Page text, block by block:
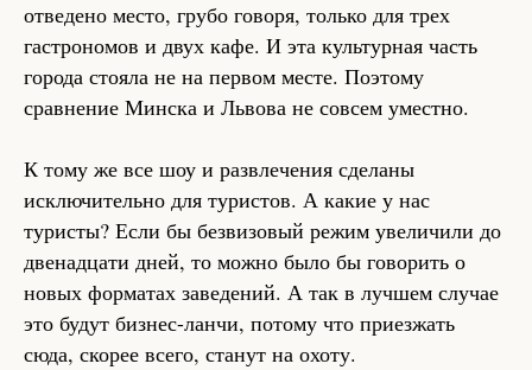
отведено место, грубо говоря, только для трех
гастрономов и двух кафе. И эта культурная часть
города стояла не на первом месте. Поэтому
сравнение Минска и Львова не совсем уместно.
К тому же все шоу и развлечения сделаны
исключительно для туристов. А какие у нас
туристы? Если бы безвизовый режим увеличили до
двенадцати дней, то можно было бы говорить о
новых форматах заведений. А так в лучшем случае
это будут бизнес-ланчи, потому что приезжать
сюда, скорее всего, станут на охоту.